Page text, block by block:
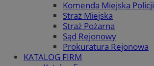
Komenda Miejska Policji
Straż Miejska
Straż Pożarna
Sąd Rejonowy
Prokuratura Rejonowa
KATALOG FIRM